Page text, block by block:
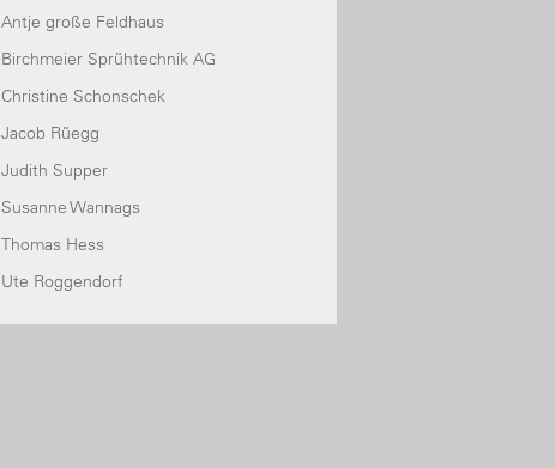
Antje große Feldhaus
Birchmeier Sprühtechnik AG
Christine Schonschek
Jacob Rüegg
Judith Supper
Susanne Wannags
Thomas Hess
Ute Roggendorf